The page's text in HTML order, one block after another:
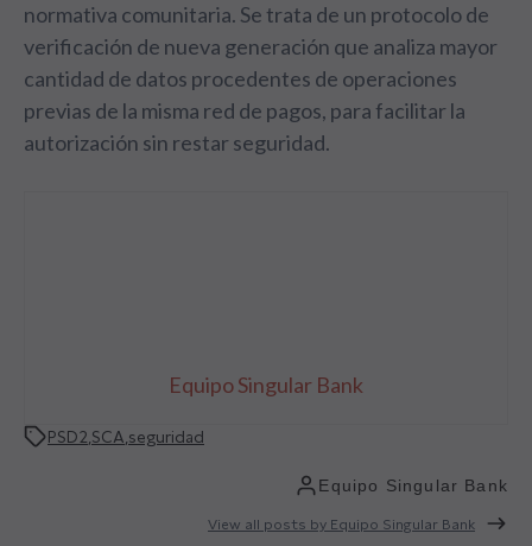
normativa comunitaria. Se trata de un protocolo de
verificación de nueva generación que analiza mayor
cantidad de datos procedentes de operaciones
previas de la misma red de pagos, para facilitar la
autorización sin restar seguridad.
Equipo Singular Bank
PSD2 SCA seguridad
Equipo Singular Bank
View all posts by Equipo Singular Bank